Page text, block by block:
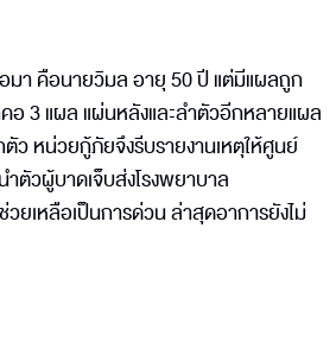
า คือนายวิมล อายุ 50 ปี แต่มีแผลถูก
อ 3 แผล แผ่นหลังและลำตัวอีกหลายแผล
ว หน่วยกู้ภัยจึงรีบรายงานเหตุให้ศูนย์
ตัวผู้บาดเจ็บส่งโรงพยาบาล
ยเหลือเป็นการด่วน ล่าสุดอาการยังไม่